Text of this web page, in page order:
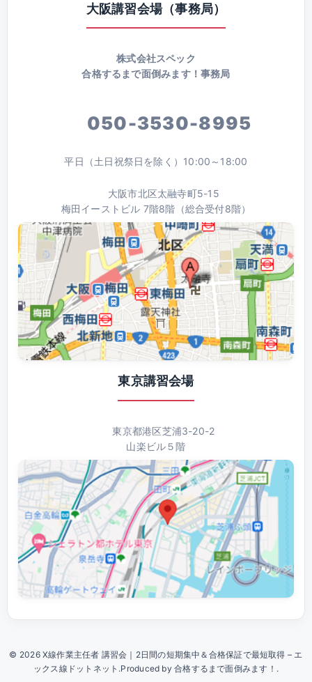
大阪講習会場（事務局）
株式会社スペック
合格するまで面倒みます！事務局
050-3530-8995
平日（土日祝祭日を除く）10:00～18:00
大阪市北区太融寺町5-15
梅田イーストビル 7階8階（総合受付8階）
東京講習会場
東京都港区芝浦3-20-2
山楽ビル５階
© 2026 X線作業主任者 講習会｜2日間の短期集中＆合格保証で最短取得 – エ
ックス線ドットネット.Produced by 合格するまで面倒みます！.